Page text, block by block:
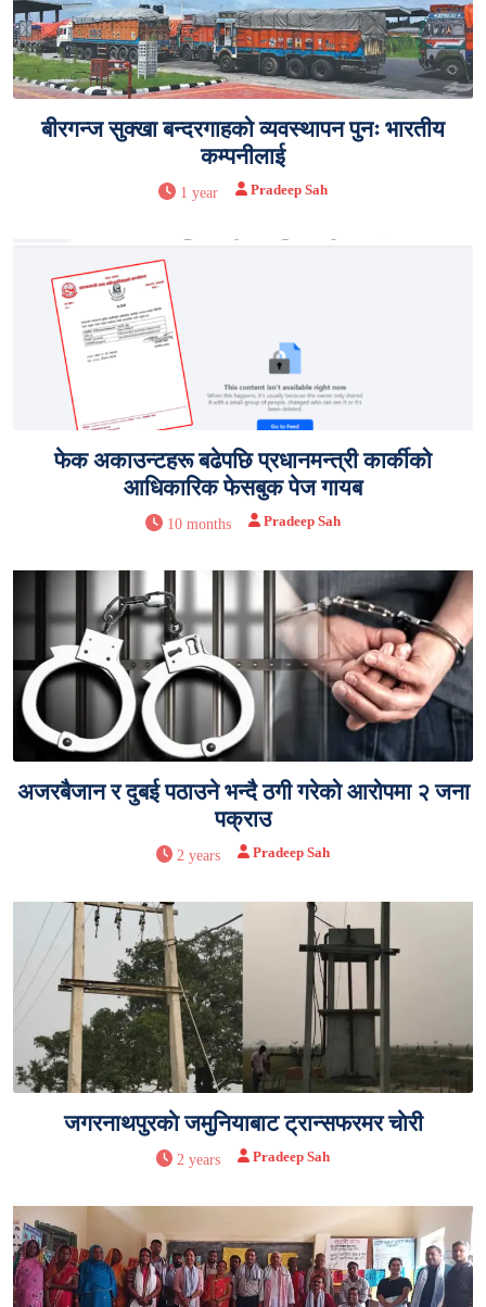
बीरगन्ज सुक्खा बन्दरगाहको व्यवस्थापन पुनः भारतीय
कम्पनीलाई
1 year Pradeep Sah
फेक अकाउन्टहरू बढेपछि प्रधानमन्त्री कार्कीको
आधिकारिक फेसबुक पेज गायब
10 months Pradeep Sah
अजरबैजान र दुबई पठाउने भन्दै ठगी गरेको आरोपमा २ जना
पक्राउ
2 years Pradeep Sah
जगरनाथपुरकाे जमुनियाबाट ट्रान्सफरमर चाेरी
2 years Pradeep Sah